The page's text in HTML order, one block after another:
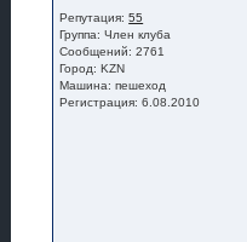
Репутация:55
Группа:Член клуба
Сообщений: 2761
Город: KZN
Машина: пешеход
Регистрация: 6.08.2010